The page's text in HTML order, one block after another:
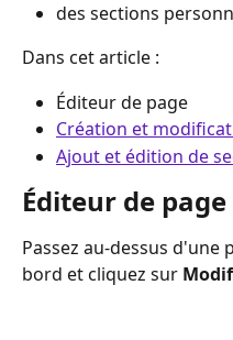
des sections
Dans cet article :
Éditeur de page
Création et
Ajout et édition de
Éditeur de page
Passez au-dessus d'une
bord et cliquez sur